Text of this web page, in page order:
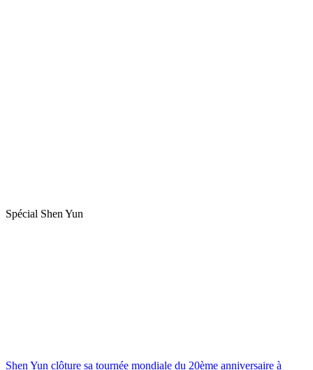
Spécial Shen Yun
Shen Yun clôture sa tournée mondiale du 20ème anniversaire à